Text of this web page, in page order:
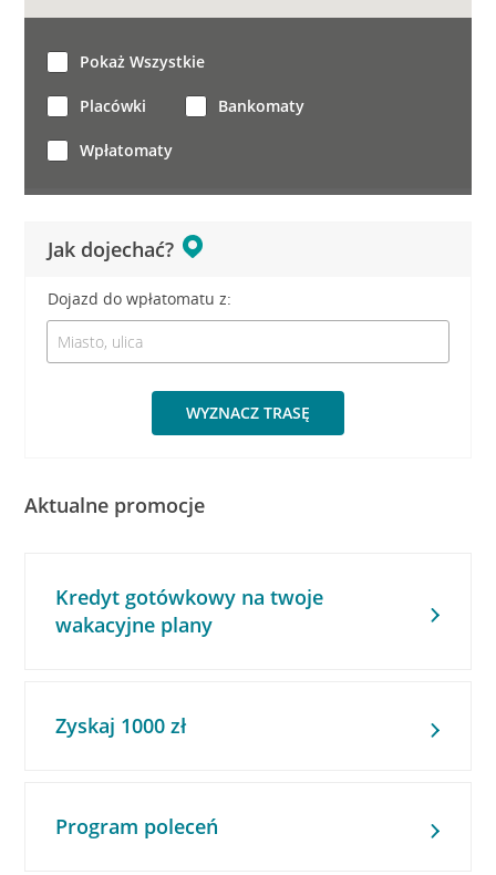
Jak dojechać?
Dojazd do wpłatomatu z:
WYZNACZ TRASĘ
Pokaż Wszystkie
Placówki Bankomaty
Wpłatomaty
Aktualne promocje
Kredyt gotówkowy na twoje
wakacyjne plany
Zyskaj 1000 zł
Program poleceń